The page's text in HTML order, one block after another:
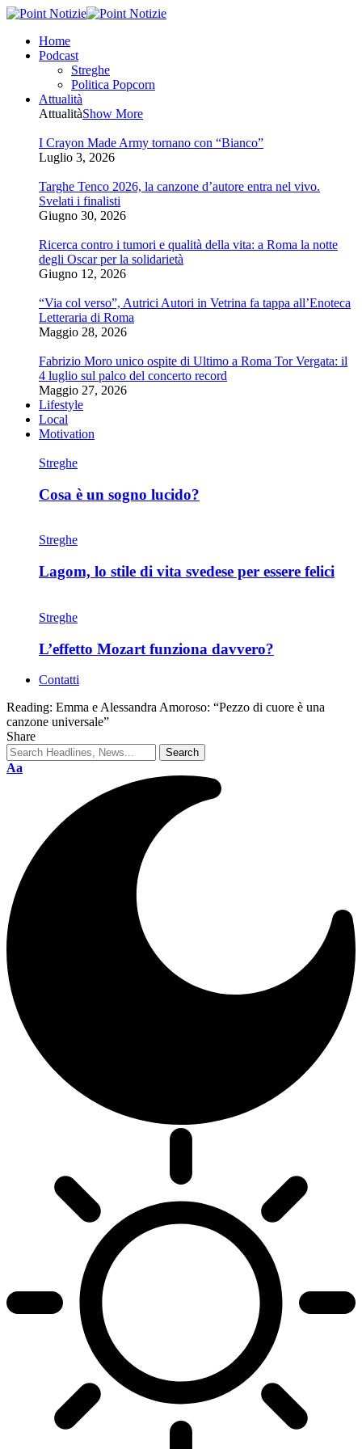
Home
Podcast
Streghe
Politica Popcorn
Attualità
AttualitàShow More
I Crayon Made Army tornano con “Bianco”
Luglio 3, 2026
Targhe Tenco 2026, la canzone d’autore entra nel vivo.
Svelati i finalisti
Giugno 30, 2026
Ricerca contro i tumori e qualità della vita: a Roma la notte
degli Oscar per la solidarietà
Giugno 12, 2026
“Via col verso”, Autrici Autori in Vetrina fa tappa all’Enoteca
Letteraria di Roma
Maggio 28, 2026
Fabrizio Moro unico ospite di Ultimo a Roma Tor Vergata: il
4 luglio sul palco del concerto record
Maggio 27, 2026
Lifestyle
Local
Motivation
Streghe
Cosa è un sogno lucido?
Streghe
Lagom, lo stile di vita svedese per essere felici
Streghe
L’effetto Mozart funziona davvero?
Contatti
Reading: Emma e Alessandra Amoroso: “Pezzo di cuore è una
canzone universale”
Share
Aa